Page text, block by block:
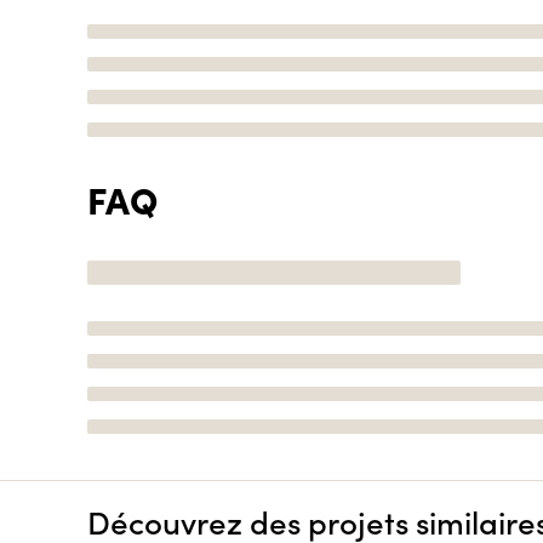
FAQ
Découvrez des projets